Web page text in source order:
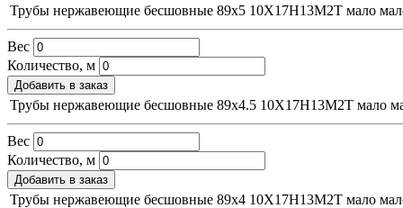
Трубы нержавеющие бесшовные 89х5 10Х17Н13М2Т мало
Вес
Количество, м
Добавить в заказ
Трубы нержавеющие бесшовные 89х4.5 10Х17Н13М2Т мало
Вес
Количество, м
Добавить в заказ
Трубы нержавеющие бесшовные 89х4 10Х17Н13М2Т мало